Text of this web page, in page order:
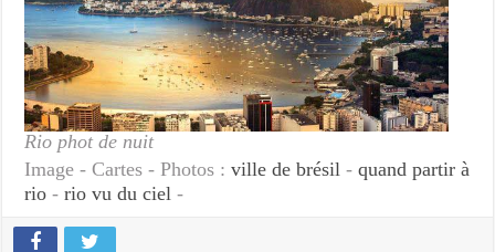
Rio phot de nuit
Image - Cartes - Photos :ville de brésil -quand partir à
rio -rio vu du ciel -